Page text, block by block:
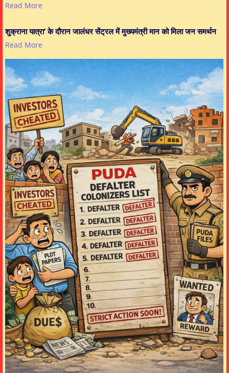
Read More
शुक्राना यात्रा’ के दौरान जालंधर सेंट्रल में मुख्यमंत्री मान को मिला जन समर्थन
Read More